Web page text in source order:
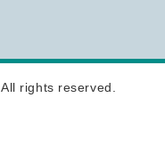
All rights reserved.